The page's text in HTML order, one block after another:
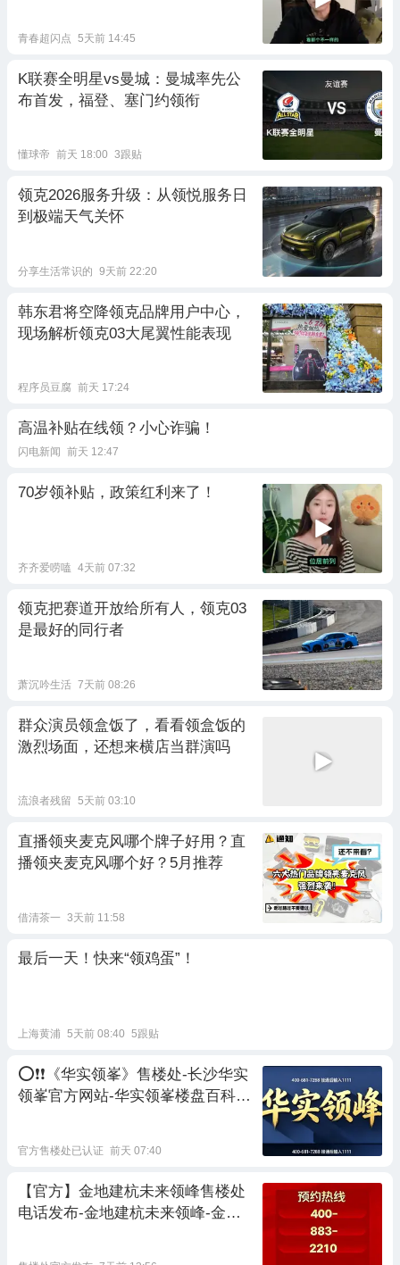
青春超闪点 5天前 14:45
K联赛全明星vs曼城：曼城率先公
布首发，福登、塞门约领衔
懂球帝 前天 18:00 3跟贴
领克2026服务升级：从领悦服务日
到极端天气关怀
分享生活常识的 9天前 22:20
韩东君将空降领克品牌用户中心，
现场解析领克03大尾翼性能表现
程序员豆腐 前天 17:24
高温补贴在线领？小心诈骗！
闪电新闻 前天 12:47
70岁领补贴，政策红利来了！
齐齐爱唠嗑 4天前 07:32
领克把赛道开放给所有人，领克03
是最好的同行者
萧沉吟生活 7天前 08:26
群众演员领盒饭了，看看领盒饭的
激烈场面，还想来横店当群演吗
流浪者残留 5天前 03:10
直播领夹麦克风哪个牌子好用？直
播领夹麦克风哪个好？5月推荐
借清茶一 3天前 11:58
最后一天！快来“领鸡蛋”！
上海黄浦 5天前 08:40 5跟贴
⭕❗❗《华实领峯》售楼处-长沙华实
领峯官方网站-华实领峯楼盘百科-
官方售楼处已认证 前天 07:40
【官方】金地建杭未来领峰售楼处
电话发布-金地建杭未来领峰-金地